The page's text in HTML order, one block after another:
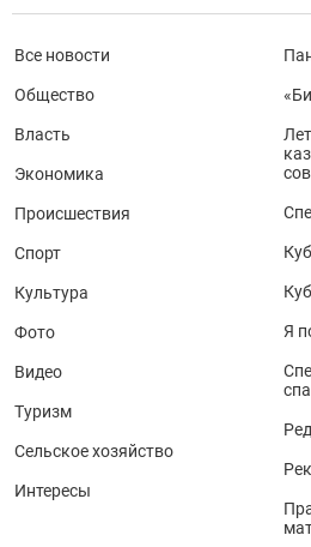
Все новости
Общество
Власть
Экономика
Происшествия
Спорт
Культура
Фото
Видео
Туризм
Сельское хозяйство
Интересы
Я